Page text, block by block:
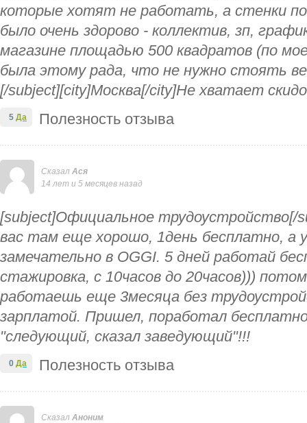
которые хотят не работать, а стенки
было очень здорово - коллектив, зп,
магазине площадью 500 квадратов (по
была этому рада, что не нужно стоять
[/subject][city]Москва[/city]Не хватает
Полезность отзыва
5 Да
Сказал Ася
14 лет и 5 месяцев назад
[subject]Официальное трудоустройство[/
вас там еще хорошо, 1день бесплатно, а
замечательно в ОGGI. 5 дней работай
стажировка, с 10часов до 20часов)))
работаешь еще 3месяца без
зарплатой. Пришел, поработал
"следующий, сказал заведующий"!!!
Полезность отзыва
0 Да
Сказал Аноним